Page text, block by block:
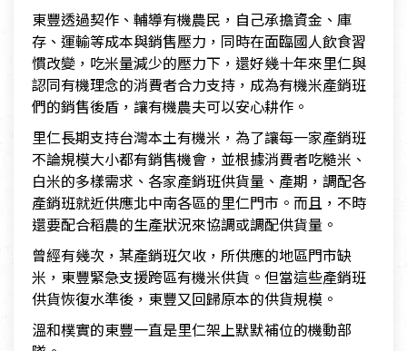
東豐透過契作、輔導有機農民，自己承擔資金、庫
存、運輸等成本與銷售壓力，同時在面臨國人飲食習
慣改變，吃米量減少的壓力下，還好幾十年來里仁與
認同有機理念的消費者合力支持，成為有機米產銷班
們的銷售後盾，讓有機農夫可以安心耕作。
里仁長期支持台灣本土有機米，為了讓每一家產銷班
不論規模大小都有銷售機會，並根據消費者吃糙米、
白米的多樣需求、各家產銷班供貨量、產期，調配各
產銷班就近供應北中南各區的里仁門市。而且，不時
還要配合稻農的生產狀況來協調或調配供貨量。
曾經有幾次，某產銷班欠收，所供應的地區門市缺
米，東豐緊急支援跨區有機米供貨。但當這些產銷班
供貨恢復水準後，東豐又回歸原本的供貨規模。
溫和樸實的東豐一直是里仁架上默默補位的機動部